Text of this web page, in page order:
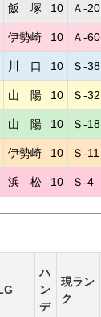
飯 塚 10 Ａ-20
伊勢崎 10 Ａ-60
川 口 10 Ｓ-38
山 陽 10 Ｓ-32
山 陽 10 Ｓ-18
伊勢崎 10 Ｓ-11
浜 松 10 Ｓ-4
ハ
ン
デ
現ラン
ク